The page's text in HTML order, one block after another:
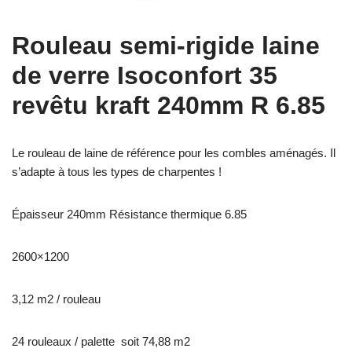
Rouleau semi-rigide laine
de verre Isoconfort 35
revêtu kraft 240mm R 6.85
Le rouleau de laine de référence pour les combles aménagés. Il
s’adapte à tous les types de charpentes !
Épaisseur 240mm Résistance thermique 6.85
2600×1200
3,12 m2 / rouleau
24 rouleaux / palette soit 74,88 m2